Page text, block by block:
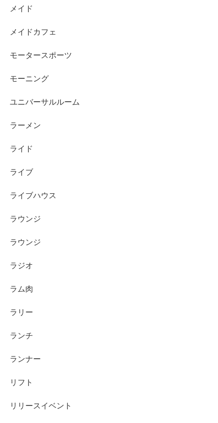
メイド
メイドカフェ
モータースポーツ
モーニング
ユニバーサルルーム
ラーメン
ライド
ライブ
ライブハウス
ラウンジ
ラウンジ
ラジオ
ラム肉
ラリー
ランチ
ランナー
リフト
リリースイベント